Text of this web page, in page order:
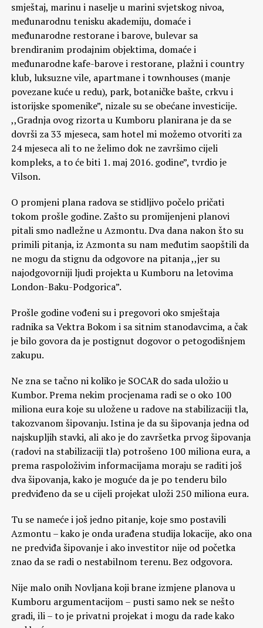
smještaj, marinu i naselje u marini svjetskog nivoa,
međunarodnu tenisku akademiju, domaće i
međunarodne restorane i barove, bulevar sa
brendiranim prodajnim objektima, domaće i
međunarodne kafe-barove i restorane, plažni i country
klub, luksuzne vile, apartmane i townhouses (manje
povezane kuće u redu), park, botaničke bašte, crkvu i
istorijske spomenike”, nizale su se obećane investicije.
,,Gradnja ovog rizorta u Kumboru planirana je da se
dovrši za 33 mjeseca, sam hotel mi možemo otvoriti za
24 mjeseca ali to ne želimo dok ne završimo cijeli
kompleks, a to će biti 1. maj 2016. godine”, tvrdio je
Vilson.
O promjeni plana radova se stidljivo počelo pričati
tokom prošle godine. Zašto su promijenjeni planovi
pitali smo nadležne u Azmontu. Dva dana nakon što su
primili pitanja, iz Azmonta su nam međutim saopštili da
ne mogu da stignu da odgovore na pitanja ,,jer su
najodgovorniji ljudi projekta u Kumboru na letovima
London-Baku-Podgorica”.
Prošle godine vođeni su i pregovori oko smještaja
radnika sa Vektra Bokom i sa sitnim stanodavcima, a čak
je bilo govora da je postignut dogovor o petogodišnjem
zakupu.
Ne zna se tačno ni koliko je SOCAR do sada uložio u
Kumbor. Prema nekim procjenama radi se o oko 100
miliona eura koje su uložene u radove na stabilizaciji tla,
takozvanom šipovanju. Istina je da su šipovanja jedna od
najskupljih stavki, ali ako je do završetka prvog šipovanja
(radovi na stabilizaciji tla) potrošeno 100 miliona eura, a
prema raspoloživim informacijama moraju se raditi još
dva šipovanja, kako je moguće da je po tenderu bilo
predviđeno da se u cijeli projekat uloži 250 miliona eura.
Tu se nameće i još jedno pitanje, koje smo postavili
Azmontu – kako je onda urađena studija lokacije, ako ona
ne predviđa šipovanje i ako investitor nije od početka
znao da se radi o nestabilnom terenu. Bez odgovora.
Nije malo onih Novljana koji brane izmjene planova u
Kumboru argumentacijom – pusti samo nek se nešto
gradi, ili – to je privatni projekat i mogu da rade kako